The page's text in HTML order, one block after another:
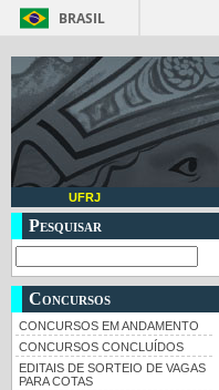
BRASIL
UFRJ
Pesquisar
Concursos
CONCURSOS EM ANDAMENTO
CONCURSOS CONCLUÍDOS
EDITAIS DE SORTEIO DE VAGAS
PARA COTAS